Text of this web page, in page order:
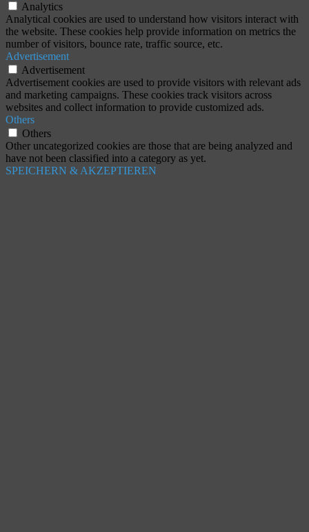
Analytics
Analytical cookies are used to understand how visitors interact with
the website. These cookies help provide information on metrics the
number of visitors, bounce rate, traffic source, etc.
Advertisement
Advertisement
Advertisement cookies are used to provide visitors with relevant ads
and marketing campaigns. These cookies track visitors across
websites and collect information to provide customized ads.
Others
Others
Other uncategorized cookies are those that are being analyzed and
have not been classified into a category as yet.
SPEICHERN & AKZEPTIEREN